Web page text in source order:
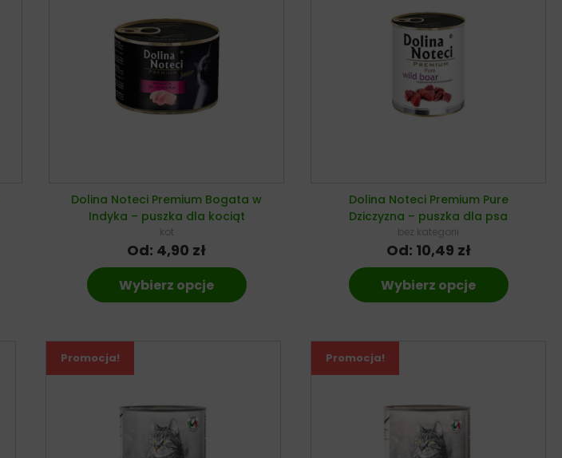
Dolina Noteci Premium Bogata w
Indyka – puszka dla kociąt
kot
Od: 4,90 zł
Wybierz opcje
Dolina Noteci Premium Pure
Dziczyzna – puszka dla psa
bez kategorii
Od: 10,49 zł
Wybierz opcje
Promocja! Promocja!